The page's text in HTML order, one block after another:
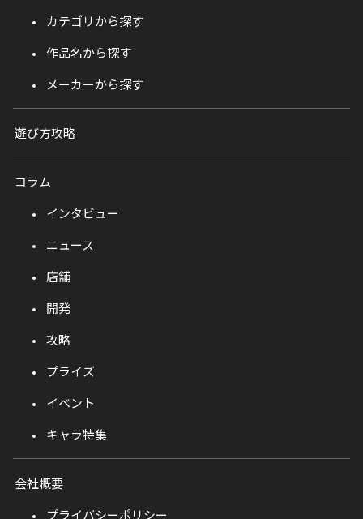
カテゴリから探す
作品名から探す
メーカーから探す
遊び方攻略
コラム
インタビュー
ニュース
店舗
開発
攻略
プライズ
イベント
キャラ特集
会社概要
プライバシーポリシー